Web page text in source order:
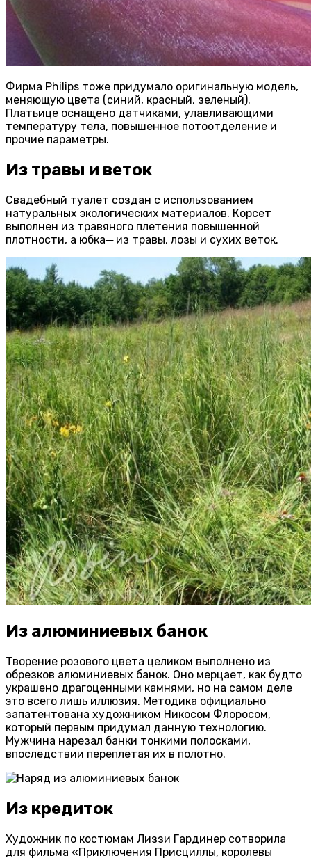
Фирма Philips тоже придумало оригинальную модель,
меняющую цвета (синий, красный, зеленый).
Платьице оснащено датчиками, улавливающими
температуру тела, повышенное потоотделение и
прочие параметры.
Из травы и веток
Свадебный туалет создан с использованием
натуральных экологических материалов. Корсет
выполнен из травяного плетения повышенной
плотности, а юбка─ из травы, лозы и сухих веток.
Из алюминиевых банок
Творение розового цвета целиком выполнено из
обрезков алюминиевых банок. Оно мерцает, как будто
украшено драгоценными камнями, но на самом деле
это всего лишь иллюзия. Методика официально
запатентована художником Никосом Флоросом,
который первым придумал данную технологию.
Мужчина нарезал банки тонкими полосками,
впоследствии переплетая их в полотно.
Из кредиток
Художник по костюмам Лиззи Гардинер сотворила
для фильма «Приключения Присциллы, королевы